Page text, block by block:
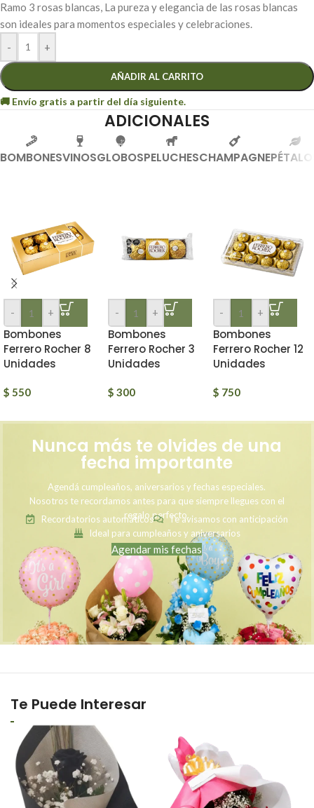
Ramo 3 rosas blancas, La pureza y elegancia de las rosas blancas
son ideales para momentos especiales y celebraciones.
-
+
AÑADIR AL CARRITO
ADICIONALES
BOMBONESVINOSGLOBOSPELUCHESCHAMPAGNE
- +
Bombones
Ferrero Rocher 8
Unidades
$ 550
- +
Bombones
Ferrero Rocher 3
Unidades
$ 300
- +
Bombones
Ferrero Rocher 12
Unidades
$ 750
Nunca más te olvides de una
fecha importante
Agendá cumpleaños, aniversarios y fechas especiales.
Nosotros te recordamos antes para que siempre llegues con el
regalo perfecto.
Recordatorios automáticos
Te avisamos con anticipación
Ideal para cumpleaños y aniversarios
Agendar mis fechas
Te Puede Interesar